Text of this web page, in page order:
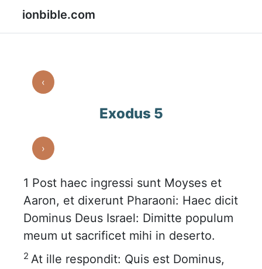
ionbible.com
‹
Exodus 5
›
1 Post haec ingressi sunt Moyses et
Aaron, et dixerunt Pharaoni: Haec dicit
Dominus Deus Israel: Dimitte populum
meum ut sacrificet mihi in deserto.
2 At ille respondit: Quis est Dominus,